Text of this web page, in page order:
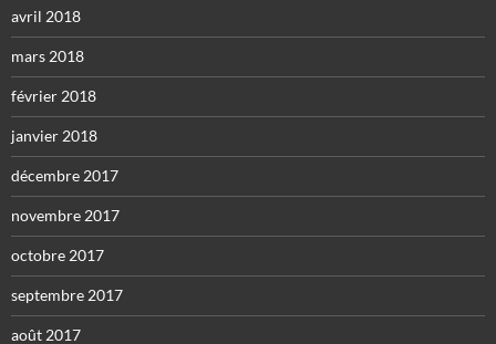
avril 2018
mars 2018
février 2018
janvier 2018
décembre 2017
novembre 2017
octobre 2017
septembre 2017
août 2017